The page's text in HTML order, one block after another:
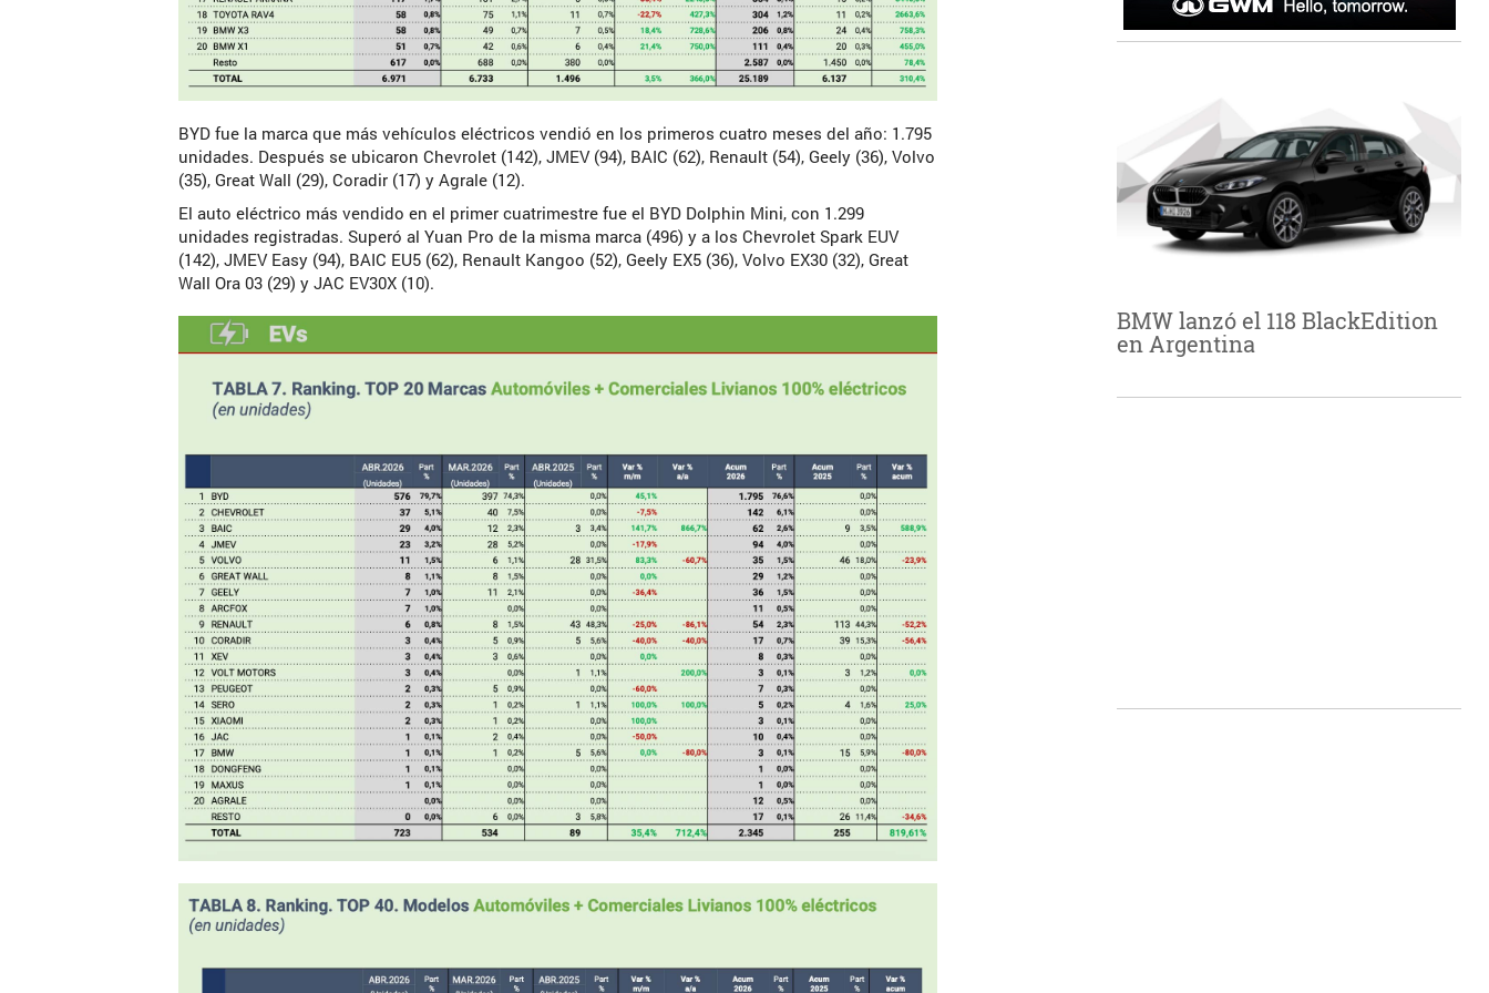
BYD fue la marca que más vehículos eléctricos vendió en los primeros cuatro meses del año: 1.795
unidades. Después se ubicaron Chevrolet (142), JMEV (94), BAIC (62), Renault (54), Geely (36), Volvo
(35), Great Wall (29), Coradir (17) y Agrale (12).
El auto eléctrico más vendido en el primer cuatrimestre fue el BYD Dolphin Mini, con 1.299
unidades registradas. Superó al Yuan Pro de la misma marca (496) y a los Chevrolet Spark EUV
(142), JMEV Easy (94), BAIC EU5 (62), Renault Kangoo (52), Geely EX5 (36), Volvo EX30 (32), Great
Wall Ora 03 (29) y JAC EV30X (10).
BMW lanzó el 118 BlackEdition
en Argentina